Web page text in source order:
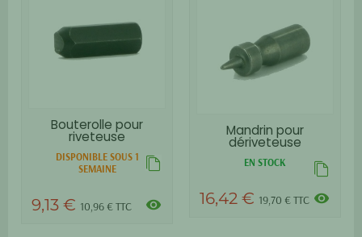
Bouterolle pour
riveteuse
DISPONIBLE SOUS 1
SEMAINE
9,13 € 10,96 € TTC visibility
Mandrin pour
dériveteuse
EN STOCK
16,42 € 19,70 € TTC visibility